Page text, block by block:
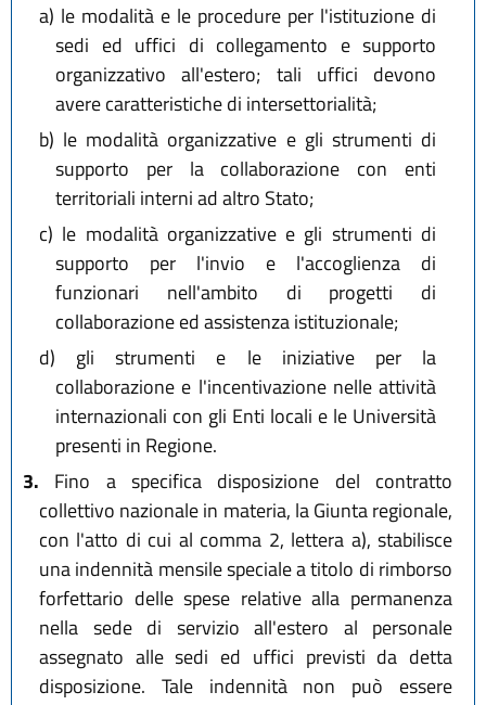
a) le modalità e le procedure per l'istituzione di
sedi ed uffici di collegamento e supporto
organizzativo all'estero; tali uffici devono
avere caratteristiche di intersettorialità;
b) le modalità organizzative e gli strumenti di
supporto per la collaborazione con enti
territoriali interni ad altro Stato;
c) le modalità organizzative e gli strumenti di
supporto per l'invio e l'accoglienza di
funzionari nell'ambito di progetti di
collaborazione ed assistenza istituzionale;
d) gli strumenti e le iniziative per la
collaborazione e l'incentivazione nelle attività
internazionali con gli Enti locali e le Università
presenti in Regione.
3. Fino a specifica disposizione del contratto
collettivo nazionale in materia, la Giunta regionale,
con l'atto di cui al comma 2, lettera a), stabilisce
una indennità mensile speciale a titolo di rimborso
forfettario delle spese relative alla permanenza
nella sede di servizio all'estero al personale
assegnato alle sedi ed uffici previsti da detta
disposizione. Tale indennità non può essere